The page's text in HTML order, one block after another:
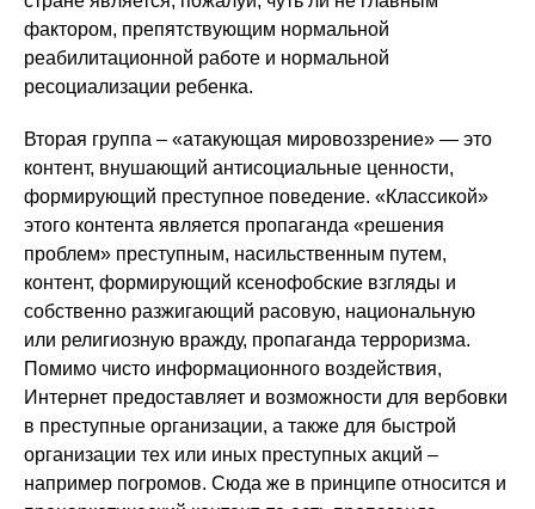
фактором, препятствующим нормальной
реабилитационной работе и нормальной
ресоциализации ребенка.
Вторая группа – «атакующая мировоззрение» — это
контент, внушающий антисоциальные ценности,
формирующий преступное поведение. «Классикой»
этого контента является пропаганда «решения
проблем» преступным, насильственным путем,
контент, формирующий ксенофобские взгляды и
собственно разжигающий расовую, национальную
или религиозную вражду, пропаганда терроризма.
Помимо чисто информационного воздействия,
Интернет предоставляет и возможности для вербовки
в преступные организации, а также для быстрой
организации тех или иных преступных акций –
например погромов. Сюда же в принципе относится и